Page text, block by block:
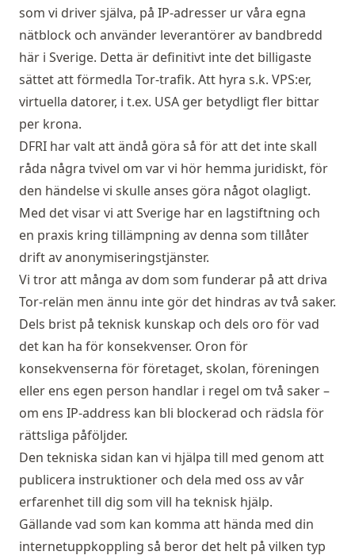
som vi driver själva, på IP-adresser ur våra egna
nätblock och använder leverantörer av bandbredd
här i Sverige. Detta är definitivt inte det billigaste
sättet att förmedla Tor-trafik. Att hyra s.k. VPS:er,
virtuella datorer, i t.ex. USA ger betydligt fler bittar
per krona.
DFRI har valt att ändå göra så för att det inte skall
råda några tvivel om var vi hör hemma juridiskt, för
den händelse vi skulle anses göra något olagligt.
Med det visar vi att Sverige har en lagstiftning och
en praxis kring tillämpning av denna som tillåter
drift av anonymiseringstjänster.
Vi tror att många av dom som funderar på att driva
Tor-relän men ännu inte gör det hindras av två saker.
Dels brist på teknisk kunskap och dels oro för vad
det kan ha för konsekvenser. Oron för
konsekvenserna för företaget, skolan, föreningen
eller ens egen person handlar i regel om två saker –
om ens IP-address kan bli blockerad och rädsla för
rättsliga påföljder.
Den tekniska sidan kan vi hjälpa till med genom att
publicera instruktioner och dela med oss av vår
erfarenhet till dig som vill ha teknisk hjälp.
Gällande vad som kan komma att hända med din
internetuppkoppling så beror det helt på vilken typ